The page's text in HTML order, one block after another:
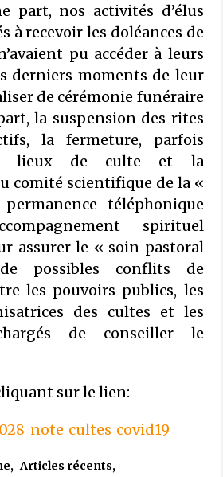
musulmanes : le CFCM
sur les risques et préjudices
2025
: « Frères Musulmans,
les appels à
des plus hautes autorités
2025
CFCM : Vendredi 6 juin
est le premier jour de l’aïd El Adha
2025
: Rapport sur les «
musulmans »: il ne doit surtout
une suspicion
l’égard des musulmans
2025
part, nos activités d’élus
à recevoir les doléances de
pu accéder à leurs
derniers moments de leur
de cérémonie funéraire
la suspension des rites
la fermeture, parfois
lieux de culte et la
comité scientifique de la «
téléphonique
spirituel
assurer le « soin pastoral
possibles conflits de
les pouvoirs publics, les
des cultes et les
de conseiller le
sur le lien:
, Articles récents,